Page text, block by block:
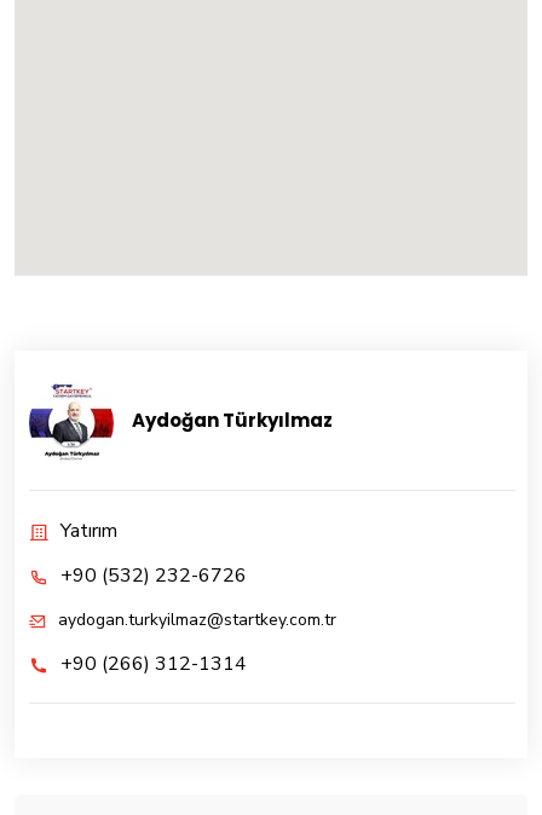
Aydoğan Türkyılmaz
Yatırım
+90 (532) 232-6726
aydogan.turkyilmaz@startkey.com.tr
+90 (266) 312-1314